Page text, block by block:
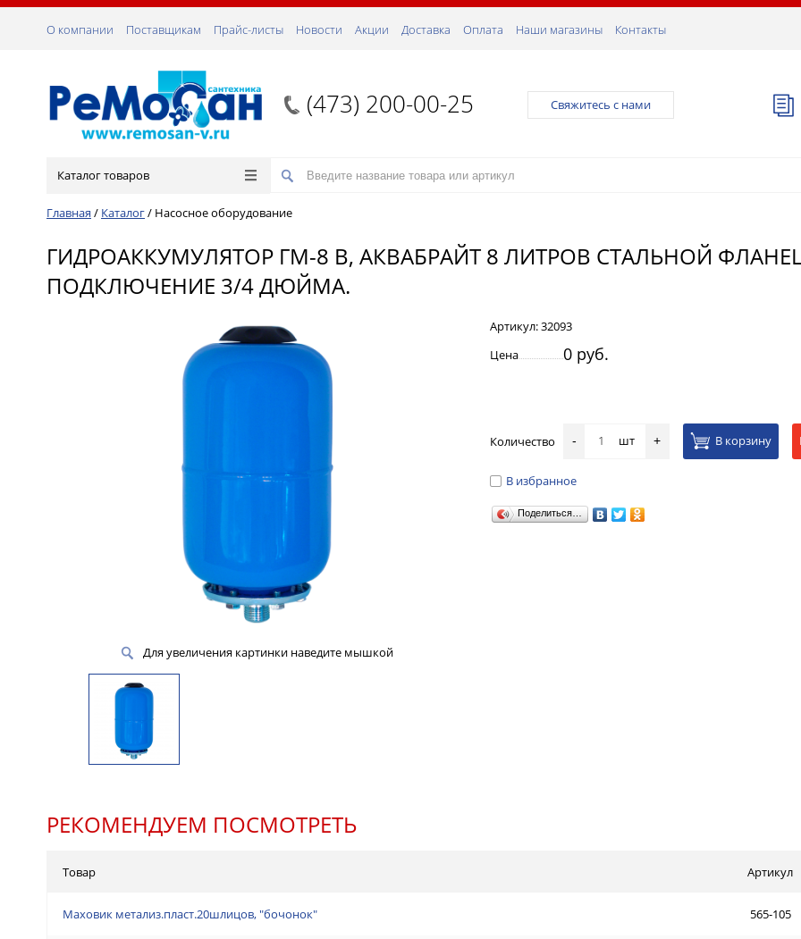
О компании Поставщикам Прайс-листы Новости Акции Доставка Оплата Наши магазины Контакты
(473) 200-00-25 Свяжитесь с нами
Каталог товаров
Главная / Каталог/ Насосное оборудование
ГИДРОАККУМУЛЯТОР ГМ-8 В, АКВАБРАЙТ 8 ЛИТРОВ СТАЛЬНОЙ
ПОДКЛЮЧЕНИЕ 3/4 ДЮЙМА.
Для увеличения картинки наведите мышкой
Артикул:32093
Цена
0 руб.
Количество - шт + В корзину
В избранное
Поделиться…
РЕКОМЕНДУЕМ ПОСМОТРЕТЬ
Товар Артикул
Маховик метализ.пласт.20шлицов, "бочонок" 565-105